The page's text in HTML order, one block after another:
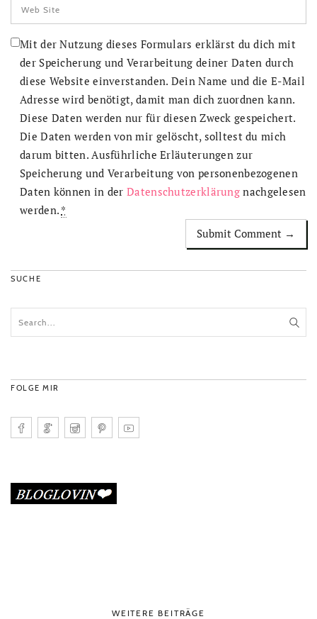
Mit der Nutzung dieses Formulars erklärst du dich mit
der Speicherung und Verarbeitung deiner Daten durch
diese Website einverstanden. Dein Name und die E-Mail
Adresse wird benötigt, damit man dich zuordnen kann.
Diese Daten werden nur für diesen Zweck gespeichert.
Die Daten werden von mir gelöscht, solltest du mich
darum bitten. Ausführliche Erläuterungen zur
Speicherung und Verarbeitung von personenbezogenen
Daten können in derDatenschutzerklärung nachgelesen
werden. *
SUCHE
FOLGE MIR
WEITERE BEITRÄGE